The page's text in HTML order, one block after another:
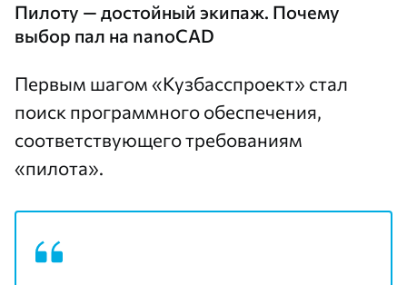
Пилоту — достойный экипаж. Почему
выбор пал на nanoCAD
Первым шагом «Кузбасспроект» стал
поиск программного обеспечения,
соответствующего требованиям
«пилота».